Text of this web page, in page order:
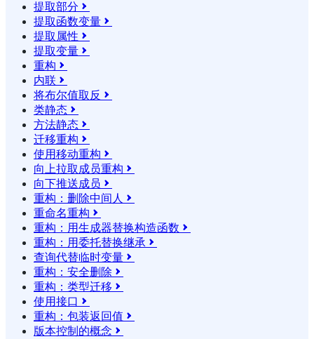
提取部分 
提取函数变量 
提取属性 
提取变量 
重构 
内联 
将布尔值取反 
类静态 
方法静态 
迁移重构 
使用移动重构 
向上拉取成员重构 
向下推送成员 
重构：删除中间人 
重命名重构 
重构：用生成器替换构造函数 
重构：用委托替换继承 
查询代替临时变量 
重构：安全删除 
重构：类型迁移 
使用接口 
重构：包装返回值 
版本控制的概念 